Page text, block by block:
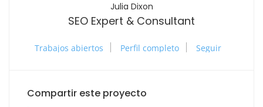
Julia Dixon
SEO Expert & Consultant
Trabajos abiertos Perfil completo Seguir
Compartir este proyecto